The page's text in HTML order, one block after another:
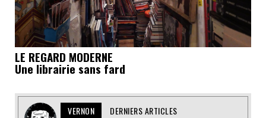
LE REGARD MODERNE
Une librairie sans fard
VERNON DERNIERS ARTICLES